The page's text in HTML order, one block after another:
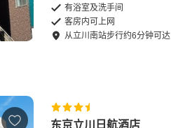
有浴室及洗手间
客房内可上网
从立川南站步行约6分钟可达
东京立川日航酒店